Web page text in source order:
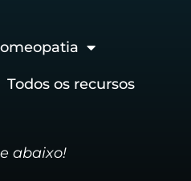
Todos os recursos
abaixo!